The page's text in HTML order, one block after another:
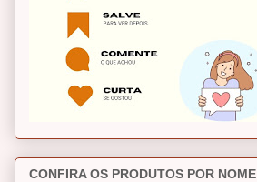
CONFIRA OS PRODUTOS POR NOME